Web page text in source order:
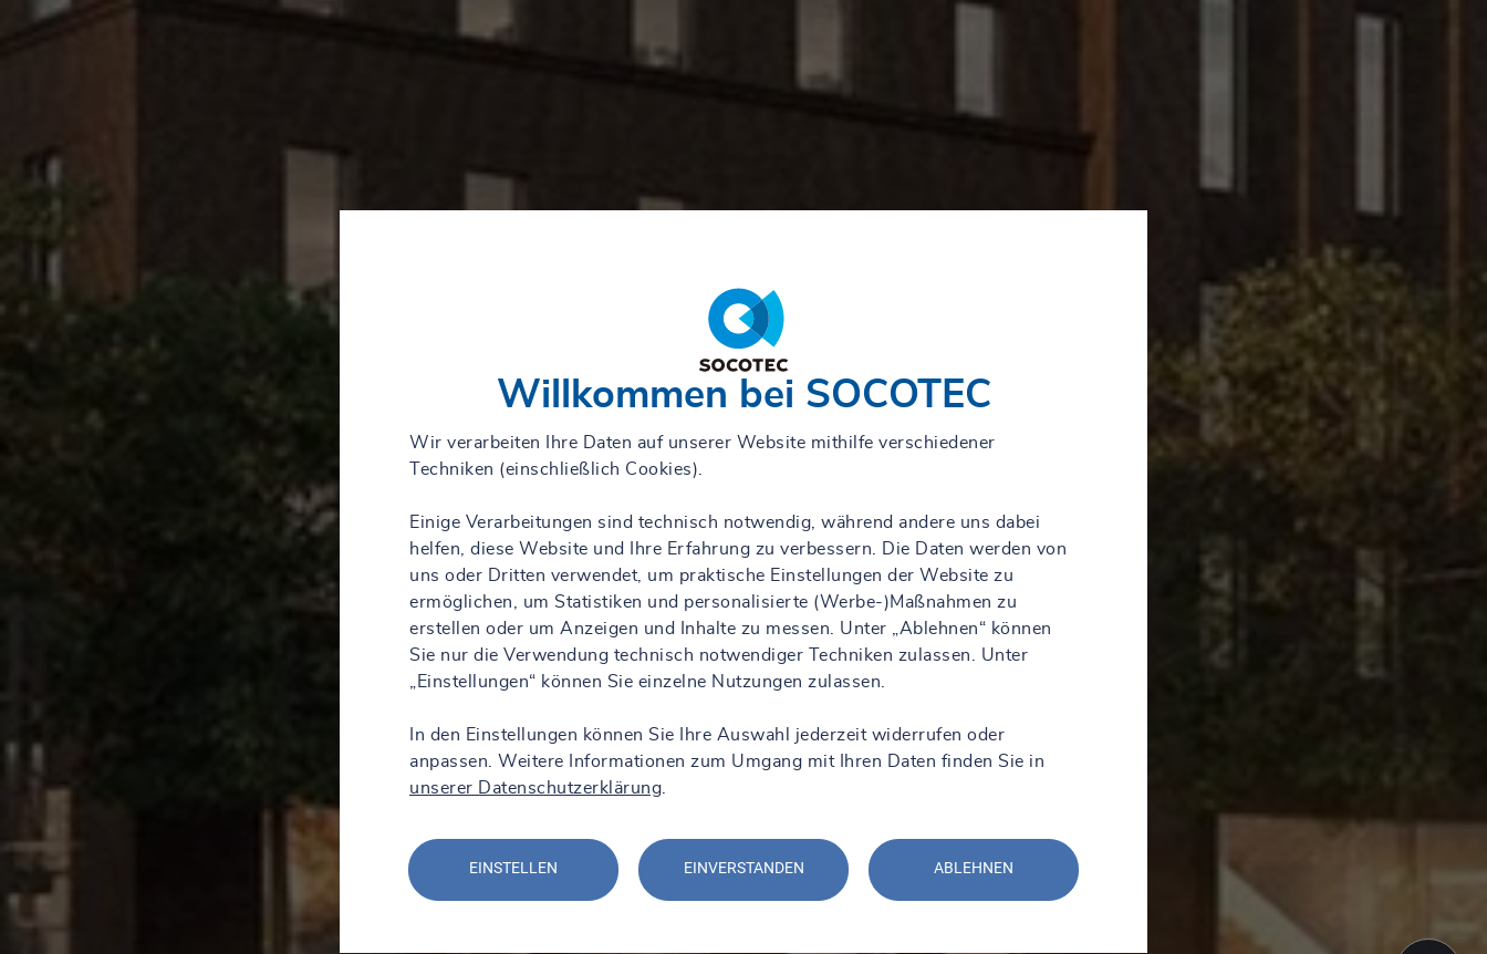
Willkommen bei SOCOTEC
Wir verarbeiten Ihre Daten auf unserer Website mithilfe verschiedener
Techniken (einschließlich Cookies).
Einige Verarbeitungen sind technisch notwendig, während andere uns dabei
helfen, diese Website und Ihre Erfahrung zu verbessern. Die Daten werden von
uns oder Dritten verwendet, um praktische Einstellungen der Website zu
ermöglichen, um Statistiken und personalisierte (Werbe-)Maßnahmen zu
erstellen oder um Anzeigen und Inhalte zu messen. Unter „Ablehnen“ können
Sie nur die Verwendung technisch notwendiger Techniken zulassen. Unter
„Einstellungen“ können Sie einzelne Nutzungen zulassen.
In den Einstellungen können Sie Ihre Auswahl jederzeit widerrufen oder
anpassen. Weitere Informationen zum Umgang mit Ihren Daten finden Sie in
unserer Datenschutzerklärung
EINSTELLEN EINVERSTANDEN ABLEHNEN